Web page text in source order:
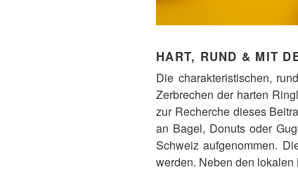
HART, RUND & MIT
Die charakteristischen,
Zerbrechen der harten
zur Recherche dieses
an Bagel, Donuts oder
Schweiz aufgenommen.
werden. Neben den lokalen